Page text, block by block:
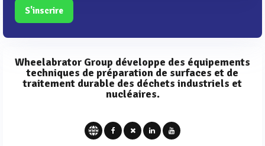
S'inscrire
Wheelabrator Group développe des équipements
techniques de préparation de surfaces et de
traitement durable des déchets industriels et
nucléaires.